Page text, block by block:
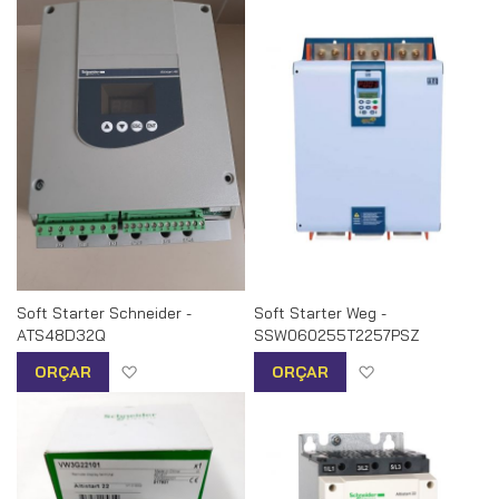
Soft Starter Schneider -
ATS48D32Q
ORÇAR
Adicionar à lista de desejos
Soft Starter Weg -
SSW060255T2257PSZ
ORÇAR